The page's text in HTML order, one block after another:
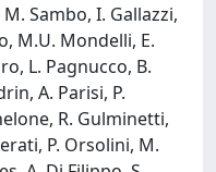
Sambo, I. Gallazzi,
M.U. Mondelli, E.
L. Pagnucco, B.
A. Parisi, P.
R. Gulminetti,
P. Orsolini, M.